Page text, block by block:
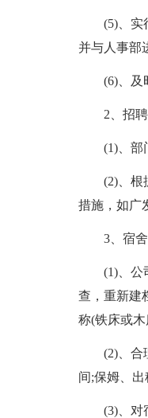
(5)、实
并与人事部
(6)、及
2、招聘
(1)、部
(2)、根
措施，如广
3、宿
(1)、公
查，重新建
称(铁床或
(2)、合
间;保姆、出
(3)、对